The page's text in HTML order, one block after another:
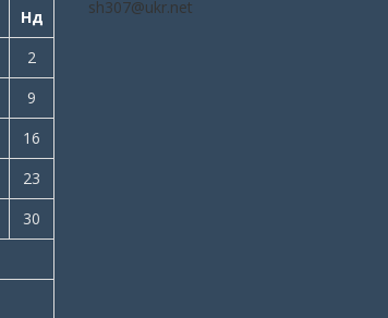
Нд
2
9
16
23
30
sh307@ukr.net